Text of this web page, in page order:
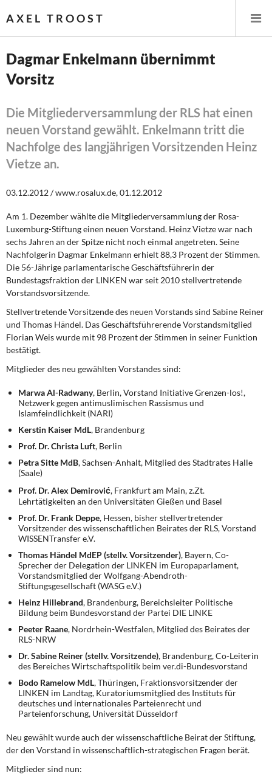
AXEL TROOST
Startseite
Themen
Leitlinien linker Wirtschafts- und Finanzpolitik
Wirtschaftspolitik
Steuer- und Finanzpolitik
Öffentliche Infrastruktur und Daseinsvorsorge
Eurokrise und Griechenland
DIE LINKE
Weitere Themen
Memo-Gruppe
Institut Solidarische Moderne
Rosa-Luxemburg-Stiftung
Über mich
Kontakt
Dagmar Enkelmann übernimmt
Vorsitz
Die Mitgliederversammlung der RLS hat einen
neuen Vorstand gewählt. Enkelmann tritt die
Nachfolge des langjährigen Vorsitzenden Heinz
Vietze an.
03.12.2012 / www.rosalux.de, 01.12.2012
Am 1. Dezember wählte die Mitgliederversammlung der Rosa-
Luxemburg-Stiftung einen neuen Vorstand. Heinz Vietze war nach
sechs Jahren an der Spitze nicht noch einmal angetreten. Seine
Nachfolgerin Dagmar Enkelmann erhielt 88,3 Prozent der Stimmen.
Die 56-Jährige parlamentarische Geschäftsführerin der
Bundestagsfraktion der LINKEN war seit 2010 stellvertretende
Vorstandsvorsitzende.
Stellvertretende Vorsitzende des neuen Vorstands sind Sabine Reiner
und Thomas Händel. Das Geschäftsführerende Vorstandsmitglied
Florian Weis wurde mit 98 Prozent der Stimmen in seiner Funktion
bestätigt.
Mitglieder des neu gewählten Vorstandes sind:
Marwa Al-Radwany, Berlin, Vorstand Initiative Grenzen-los!,
Netzwerk gegen antimuslimischen Rassismus und
Islamfeindlichkeit (NARI)
Kerstin Kaiser MdL, Brandenburg
Prof. Dr. Christa Luft, Berlin
Petra Sitte MdB, Sachsen-Anhalt, Mitglied des Stadtrates Halle
(Saale)
Prof. Dr. Alex Demirović, Frankfurt am Main, z.Zt.
Lehrtätigkeiten an den Universitäten Gießen und Basel
Prof. Dr. Frank Deppe, Hessen, bisher stellvertretender
Vorsitzender des wissenschaftlichen Beirates der RLS, Vorstand
WISSENTransfer e.V.
Thomas Händel MdEP (stellv. Vorsitzender), Bayern, Co-
Sprecher der Delegation der LINKEN im Europaparlament,
Vorstandsmitglied der Wolfgang-Abendroth-
Stiftungsgesellschaft (WASG e.V.)
Heinz Hillebrand, Brandenburg, Bereichsleiter Politische
Bildung beim Bundesvorstand der Partei DIE LINKE
Peeter Raane, Nordrhein-Westfalen, Mitglied des Beirates der
RLS-NRW
Dr. Sabine Reiner (stellv. Vorsitzende), Brandenburg, Co-Leiterin
des Bereiches Wirtschaftspolitik beim ver.di-Bundesvorstand
Bodo Ramelow MdL, Thüringen, Fraktionsvorsitzender der
LINKEN im Landtag, Kuratoriumsmitglied des Instituts für
deutsches und internationales Parteienrecht und
Parteienforschung, Universität Düsseldorf
Neu gewählt wurde auch der wissenschaftliche Beirat der Stiftung,
der den Vorstand in wissenschaftlich-strategischen Fragen berät.
Mitglieder sind nun: